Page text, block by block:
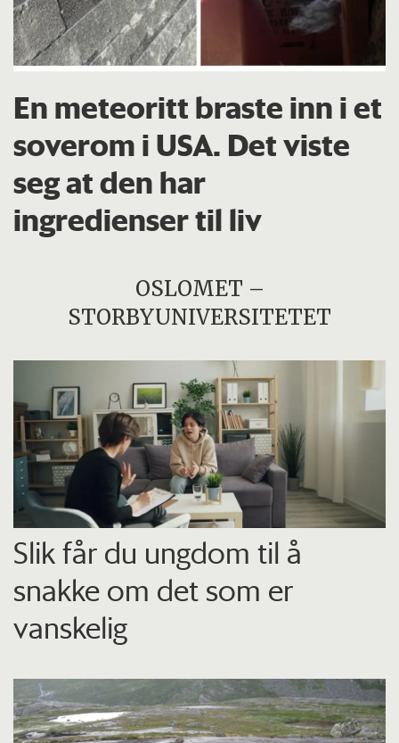
En meteoritt braste inn i et
soverom i USA. Det viste
seg at den har
ingredienser til liv
OSLOMET –
STORBYUNIVERSITETET
Slik får du ungdom til å
snakke om det som er
vanskelig